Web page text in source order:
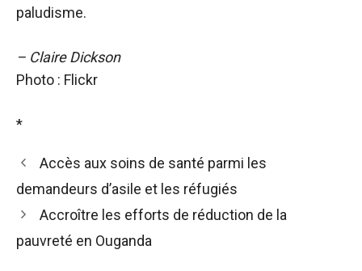
paludisme.
– Claire Dickson
Photo : Flickr
*
Accès aux soins de santé parmi les
demandeurs d’asile et les réfugiés
Accroître les efforts de réduction de la
pauvreté en Ouganda